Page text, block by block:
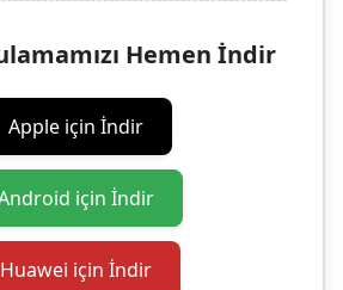
Hemen İndir
Apple için İndir
için İndir
Huawei için İndir